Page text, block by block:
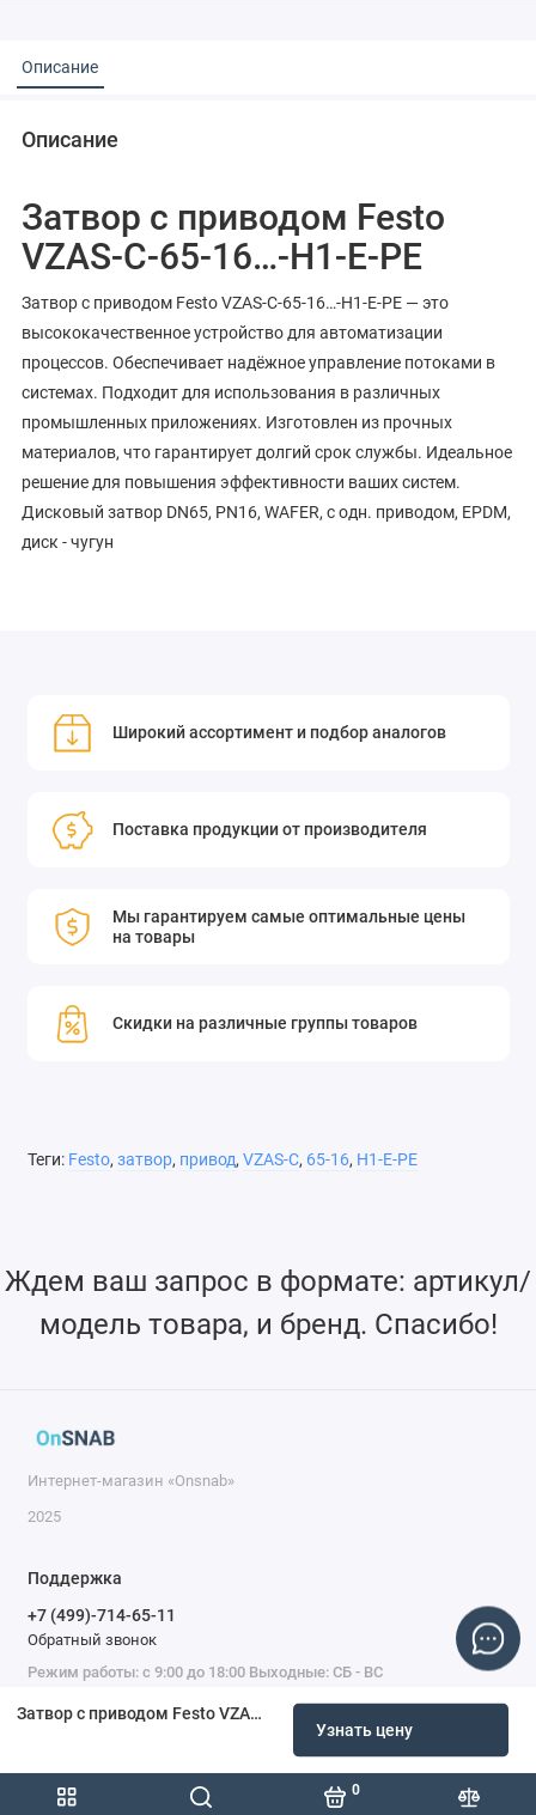
0
Затвор с приводом Festo VZAS-C-65-16…-H1-E-PE
Узнать цену
Описание
Описание
Затвор с приводом Festo
VZAS-C-65-16…-H1-E-PE
Затвор с приводом Festo VZAS-C-65-16…-H1-E-PE — это
высококачественное устройство для автоматизации
процессов. Обеспечивает надёжное управление потоками в
системах. Подходит для использования в различных
промышленных приложениях. Изготовлен из прочных
материалов, что гарантирует долгий срок службы. Идеальное
решение для повышения эффективности ваших систем.
Дисковый затвор DN65, PN16, WAFER, с одн. приводом, EPDM,
диск - чугун
Широкий ассортимент и подбор аналогов
Поставка продукции от производителя
Мы гарантируем самые оптимальные цены
на товары
Скидки на различные группы товаров
Теги: Festo, затвор, привод, VZAS-C, 65-16, H1-E-PE
Ждем ваш запрос в формате: артикул/
модель товара, и бренд. Спасибо!
Интернет-магазин «Onsnab»
2025
Поддержка
+7 (499)-714-65-11
Обратный звонок
Режим работы: с 9:00 до 18:00 Выходные: СБ - ВС